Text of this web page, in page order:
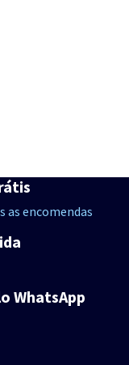
as encomendas
WhatsApp